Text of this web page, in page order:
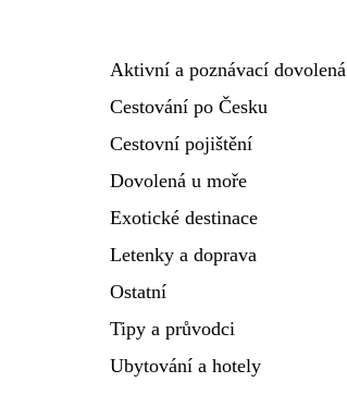
Aktivní a poznávací dovolená
Cestování po Česku
Cestovní pojištění
Dovolená u moře
Exotické destinace
Letenky a doprava
Ostatní
Tipy a průvodci
Ubytování a hotely